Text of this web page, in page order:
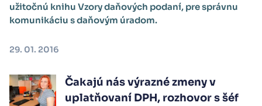
užitočnú knihu Vzory daňových podaní, pre správnu
komunikáciu s daňovým úradom.
29. 01. 2016
Čakajú nás výrazné zmeny v
uplatňovaní DPH, rozhovor s šéf